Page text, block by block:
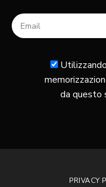
da questo
PRIVACY